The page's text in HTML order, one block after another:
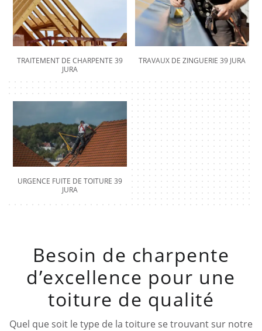
TRAITEMENT DE CHARPENTE 39
JURA
TRAVAUX DE ZINGUERIE 39 JURA
URGENCE FUITE DE TOITURE 39
JURA
Besoin de charpente
d’excellence pour une
toiture de qualité
Quel que soit le type de la toiture se trouvant sur notre